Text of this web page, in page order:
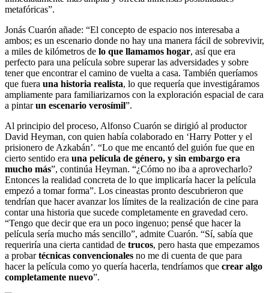
metafóricas”.
Jonás Cuarón añade: “El concepto de espacio nos interesaba a
ambos; es un escenario donde no hay una manera fácil de sobrevivir,
a miles de kilómetros de lo que llamamos hogar, así que era
perfecto para una película sobre superar las adversidades y sobre
tener que encontrar el camino de vuelta a casa. También queríamos
que fuera una historia realista, lo que requería que investigáramos
ampliamente para familiarizarnos con la exploración espacial de cara
a pintarun escenario verosímil”.
Al principio del proceso, Alfonso Cuarón se dirigió al productor
David Heyman, con quien había colaborado en ‘Harry Potter y el
prisionero de Azkabán’. “Lo que me encantó del guión fue que en
cierto sentido era una película de género, y sin embargo era
mucho más”, continúa Heyman. “¿Cómo no iba a aprovecharlo?
Entonces la realidad concreta de lo que implicaría hacer la película
empezó a tomar forma”. Los cineastas pronto descubrieron que
tendrían que hacer avanzar los límites de la realización de cine para
contar una historia que sucede completamente en gravedad cero.
“Tengo que decir que era un poco ingenuo; pensé que hacer la
película sería mucho más sencillo”, admite Cuarón. “Sí, sabía que
requeriría una cierta cantidad de trucos, pero hasta que empezamos
a probartécnicas convencionales no me di cuenta de que para
hacer la película como yo quería hacerla, tendríamos que crear algo
completamente nuevo”.